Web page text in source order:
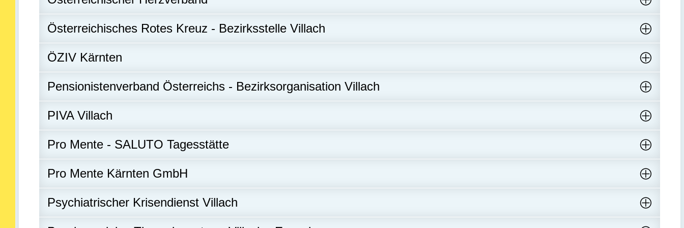
Österreichisches Rotes Kreuz - Bezirksstelle Villach
ÖZIV Kärnten
Pensionistenverband Österreichs - Bezirksorganisation Villach
PIVA Villach
Pro Mente - SALUTO Tagesstätte
Pro Mente Kärnten GmbH
Psychiatrischer Krisendienst Villach